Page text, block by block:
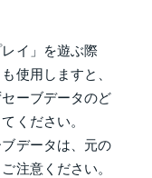
イ」を遊ぶ際
使用しますと、
ーブデータのど
ください。
データは、元の
注意ください。